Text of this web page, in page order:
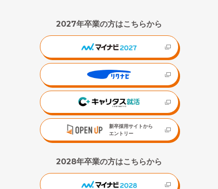
2027年卒業の方はこちらから
新卒採用サイトから
エントリー
2028年卒業の方はこちらから